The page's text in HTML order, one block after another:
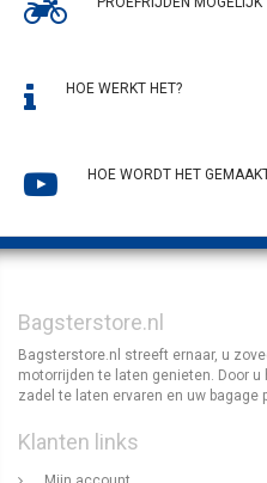
HOE WERKT HET?
HOE WORDT HET
Bagsterstore.nl
Bagsterstore.nl streeft ernaar, u
motorrijden te laten genieten. Door
zadel te laten ervaren en uw bagage
Klanten links